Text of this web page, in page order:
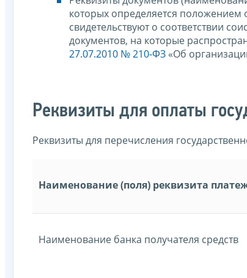
которых определяется положением
свидетельствуют о соответствии
документов, на которые
27.07.2010 № 210-ФЗ «Об
Реквизиты для оплаты
Реквизиты для перечисления
Наименование (поля) реквизита
Наименование банка получателя средств